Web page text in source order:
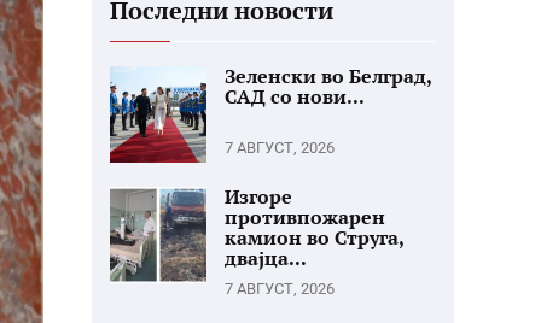
Последни новости
Зеленски во Белград,
САД со нови...
7 АВГУСТ, 2026
Изгоре
противпожарен
камион во Струга,
двајца...
7 АВГУСТ, 2026